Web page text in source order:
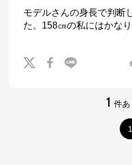
モデルさんの身長で判断
た。158㎝の私にはかな
1 件あ
1